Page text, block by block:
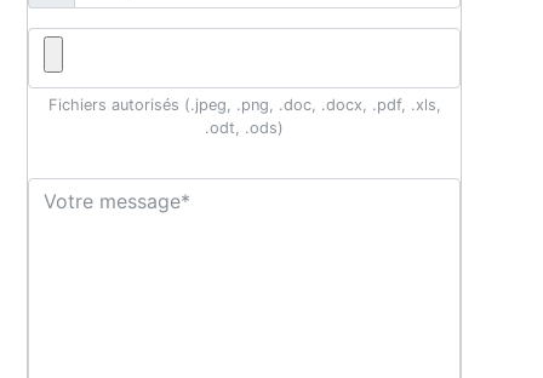
Fichiers autorisés (.jpeg, .png, .doc, .docx, .pdf, .xls,
.odt, .ods)